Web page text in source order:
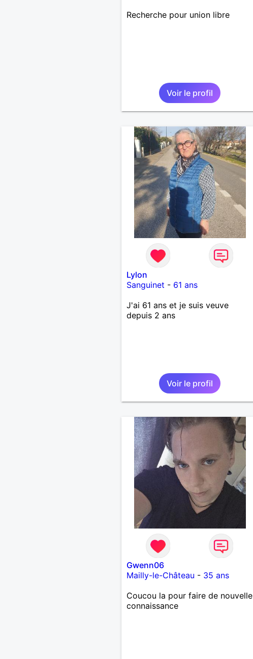
Recherche pour union libre
Voir le profil
Lylon
Sanguinet - 61 ans
J'ai 61 ans et je suis veuve
depuis 2 ans
Voir le profil
Gwenn06
Mailly-le-Château - 35 ans
Coucou la pour faire de nouvelle
connaissance